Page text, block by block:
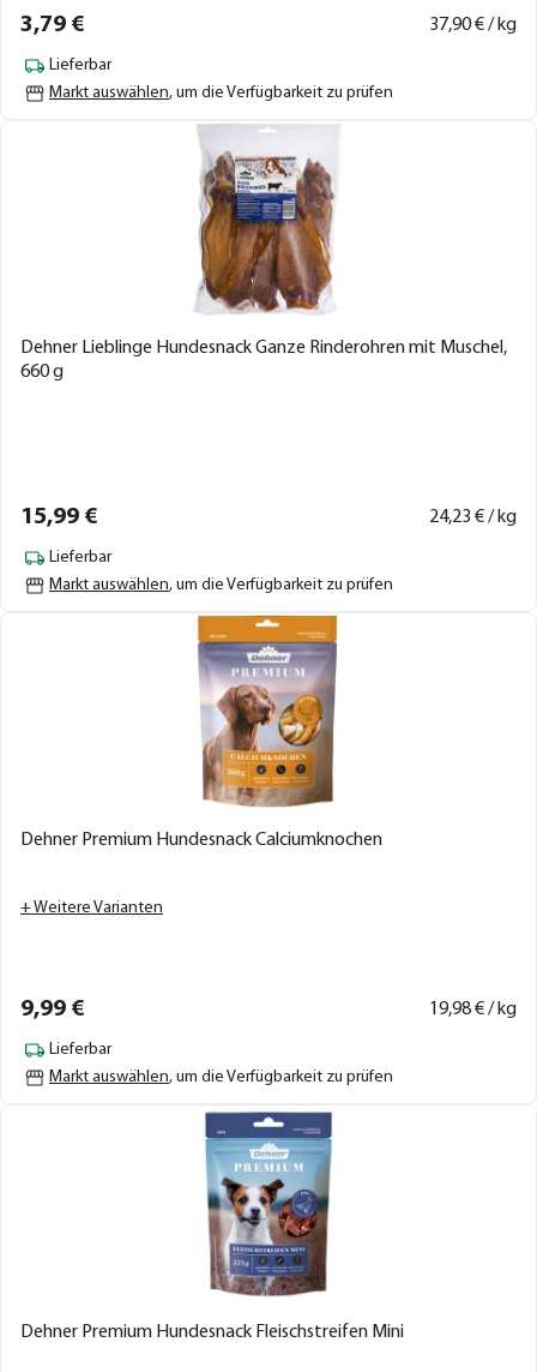
3,79 € 37,90€ / kg
Lieferbar
Markt auswählen, um die Verfügbarkeit zu prüfen
Dehner Lieblinge Hundesnack Ganze Rinderohren mit Muschel,
660 g
15,99 € 24,23 € / kg
Lieferbar
Markt auswählen, um die Verfügbarkeit zu prüfen
Dehner Premium Hundesnack Calciumknochen
+ Weitere Varianten
9,99 € 19,98€ / kg
Lieferbar
Markt auswählen, um die Verfügbarkeit zu prüfen
Dehner Premium Hundesnack Fleischstreifen Mini